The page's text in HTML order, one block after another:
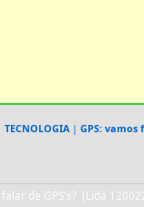
TECNOLOGIA| GPS: vamos
falar de GPS's? (Lida